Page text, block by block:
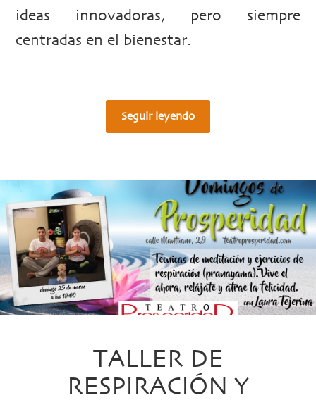
ideas innovadoras, pero siempre
centradas en el bienestar.
Seguir leyendo
TALLER DE
RESPIRACIÓN Y